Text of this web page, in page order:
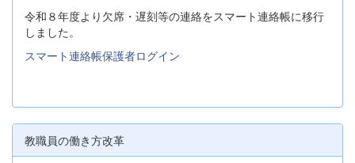
令和８年度より欠席・遅刻等の連絡をスマート連絡帳に移行
しました。
スマート連絡帳保護者ログイン
教職員の働き方改革